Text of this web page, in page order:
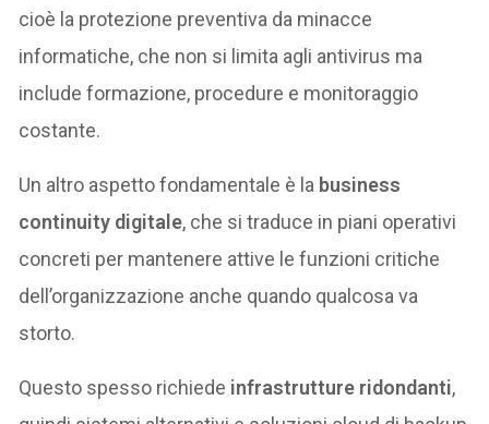
cioè la protezione preventiva da minacce
informatiche, che non si limita agli antivirus ma
include formazione, procedure e monitoraggio
costante.
Un altro aspetto fondamentale è la business
continuity digitale, che si traduce in piani operativi
concreti per mantenere attive le funzioni critiche
dell’organizzazione anche quando qualcosa va
storto.
Questo spesso richiede infrastrutture ridondanti,